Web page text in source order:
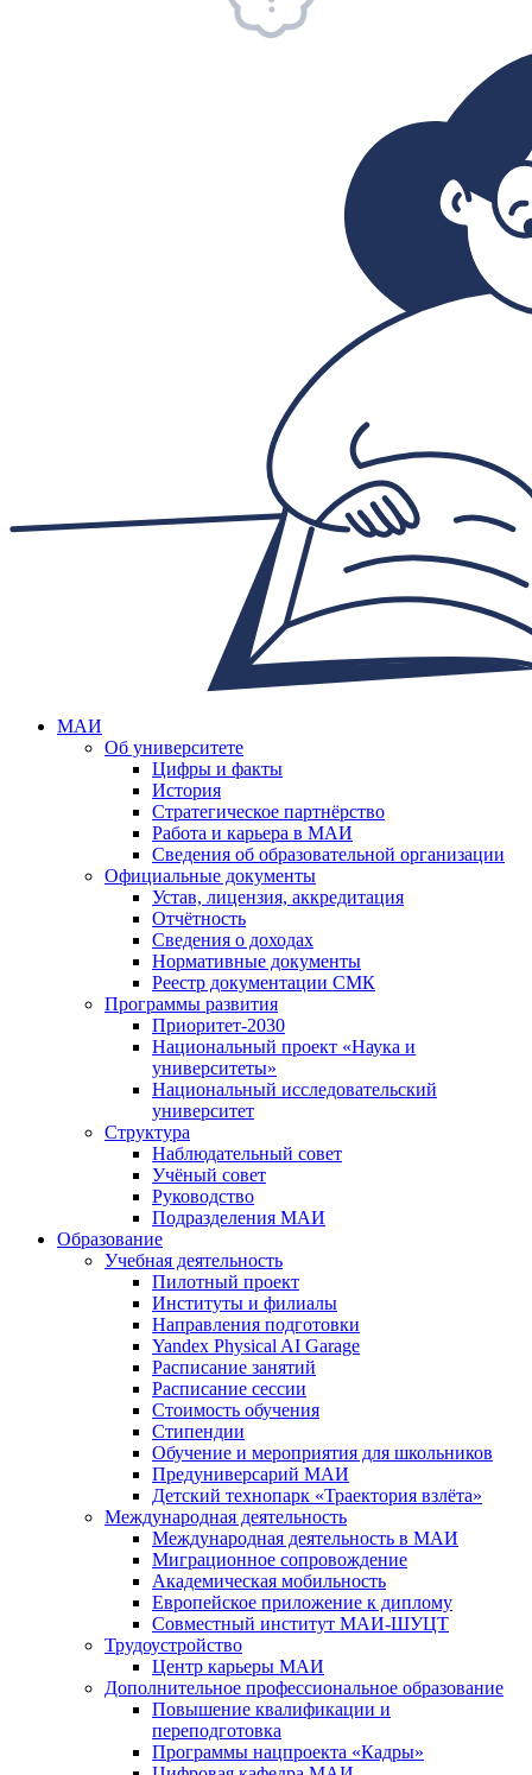
МАИ
Об университете
Цифры и факты
История
Стратегическое партнёрство
Работа и карьера в МАИ
Сведения об образовательной организации
Официальные документы
Устав, лицензия, аккредитация
Отчётность
Сведения о доходах
Нормативные документы
Реестр документации СМК
Программы развития
Приоритет-2030
Национальный проект «Наука и
университеты»
Национальный исследовательский
университет
Структура
Наблюдательный совет
Учёный совет
Руководство
Подразделения МАИ
Образование
Учебная деятельность
Пилотный проект
Институты и филиалы
Направления подготовки
Yandex Physical AI Garage
Расписание занятий
Расписание сессии
Стоимость обучения
Стипендии
Обучение и мероприятия для школьников
Предуниверсарий МАИ
Детский технопарк «Траектория взлёта»
Международная деятельность
Международная деятельность в МАИ
Миграционное сопровождение
Академическая мобильность
Европейское приложение к диплому
Совместный институт МАИ-ШУЦТ
Трудоустройство
Центр карьеры МАИ
Дополнительное профессиональное образование
Повышение квалификации и
переподготовка
Программы нацпроекта «Кадры»